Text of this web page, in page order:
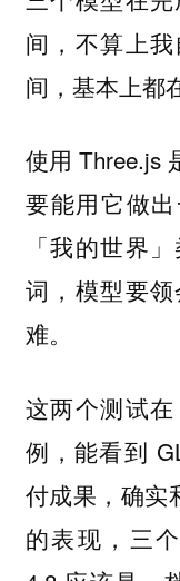
间，不算上
间，基本上都
使用 Three.js
要能用它做
「我的世界
词，模型要
难。
这两个测试
例，能看到
付成果，确实
的表现，三